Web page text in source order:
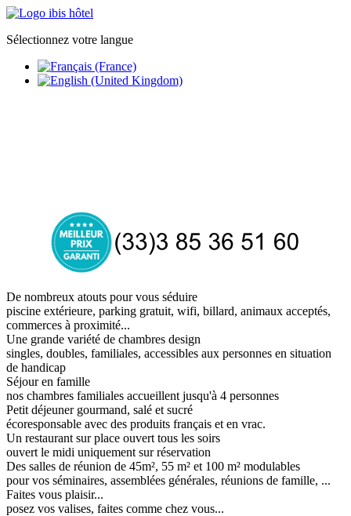
Sélectionnez votre langue
De nombreux atouts pour vous séduire
piscine extérieure, parking gratuit, wifi, billard, animaux acceptés,
commerces à proximité...
Une grande variété de chambres design
singles, doubles, familiales, accessibles aux personnes en situation
de handicap
Séjour en famille
nos chambres familiales accueillent jusqu'à 4 personnes
Petit déjeuner gourmand, salé et sucré
écoresponsable avec des produits français et en vrac.
Un restaurant sur place ouvert tous les soirs
ouvert le midi uniquement sur réservation
Des salles de réunion de 45m², 55 m² et 100 m² modulables
pour vos séminaires, assemblées générales, réunions de famille, ...
Faites vous plaisir...
posez vos valises, faites comme chez vous...